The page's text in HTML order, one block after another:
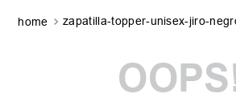
zapatilla-topper-unisex-jiro-
zapatillas
zapatillas mujer